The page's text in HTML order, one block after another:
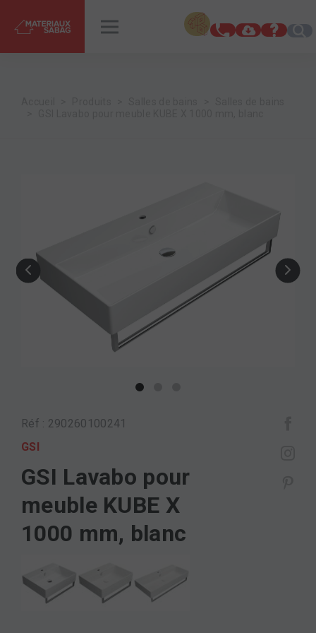
INSPIRATIONS RENDEZ-VOUS
Réf : 290260100241
GSI
GSI Lavabo pour
meuble KUBE X
1000 mm, blanc